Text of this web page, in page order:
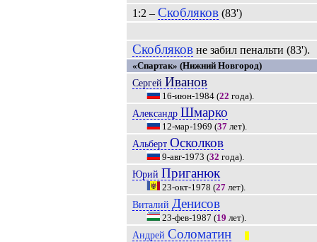
1:2 – Скобляков(83')
Скобляковне забил пенальти (83').
«Спартак» (Нижний Новгород)
Сергей Иванов
16-июн-1984(22 года).
Александр Шмарко
12-мар-1969 (37лет).
Альберт Осколков
9-авг-1973 (32 года).
Юрий Приганюк
23-окт-1978 (27лет).
Виталий Денисов
23-фев-1987 (19 лет).
Андрей Соломатин